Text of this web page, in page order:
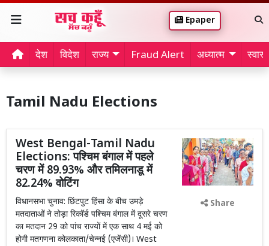
Epaper
देश विदेश राज्य Fraud Alert अध्यात्म
Tamil Nadu Elections
West Bengal-Tamil Nadu
Elections: पश्चिम बंगाल में पहले
चरण में 89.93% और तमिलनाडू में
82.24% वोटिंग
विधानसभा चुनाव: छिंटपुट हिंसा के बीच उमड़े
मतदाताओं ने तोड़ा रिकॉर्ड पश्चिम बंगाल में दूसरे चरण
का मतदान 29 को पांच राज्यों में एक साथ 4 मई को
होगी मतगणना कोलकाता/चेन्नई (एजेंसी)। West
Share